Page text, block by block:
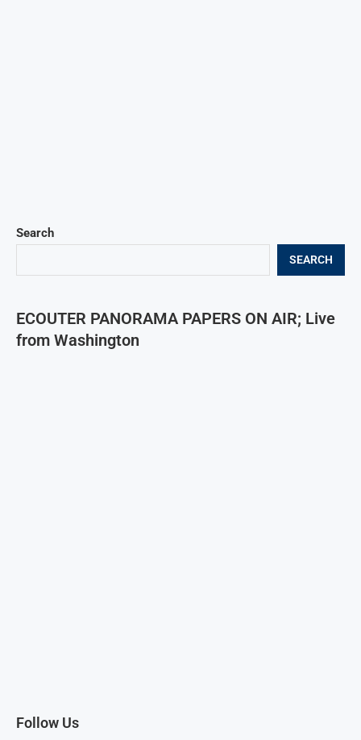
Search
SEARCH
ECOUTER PANORAMA PAPERS ON AIR; Live
from Washington
Follow Us